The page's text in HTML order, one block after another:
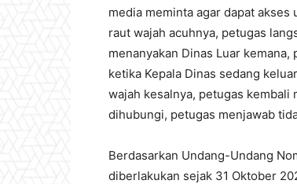
media meminta agar dapat
raut wajah acuhnya, petugas
menanyakan Dinas Luar
ketika Kepala Dinas sedang
wajah kesalnya, petugas kembali
dihubungi, petugas menjawab
Berdasarkan Undang-Undang
diberlakukan sejak 31 Oktober